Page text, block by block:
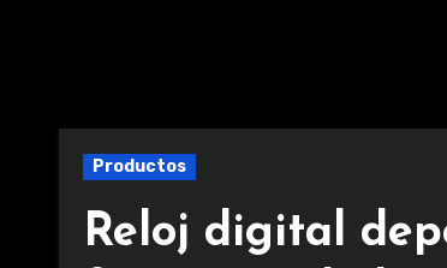
Productos
Reloj digital